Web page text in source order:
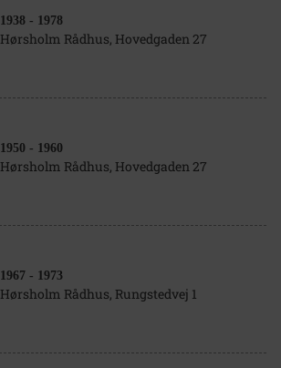
1938 - 1978
Hørsholm Rådhus, Hovedgaden 27
1950 - 1960
Hørsholm Rådhus, Hovedgaden 27
1967 - 1973
Hørsholm Rådhus, Rungstedvej 1